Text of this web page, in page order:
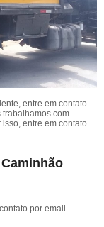
entre em contato
trabalhamos com
entre em contato
por email.